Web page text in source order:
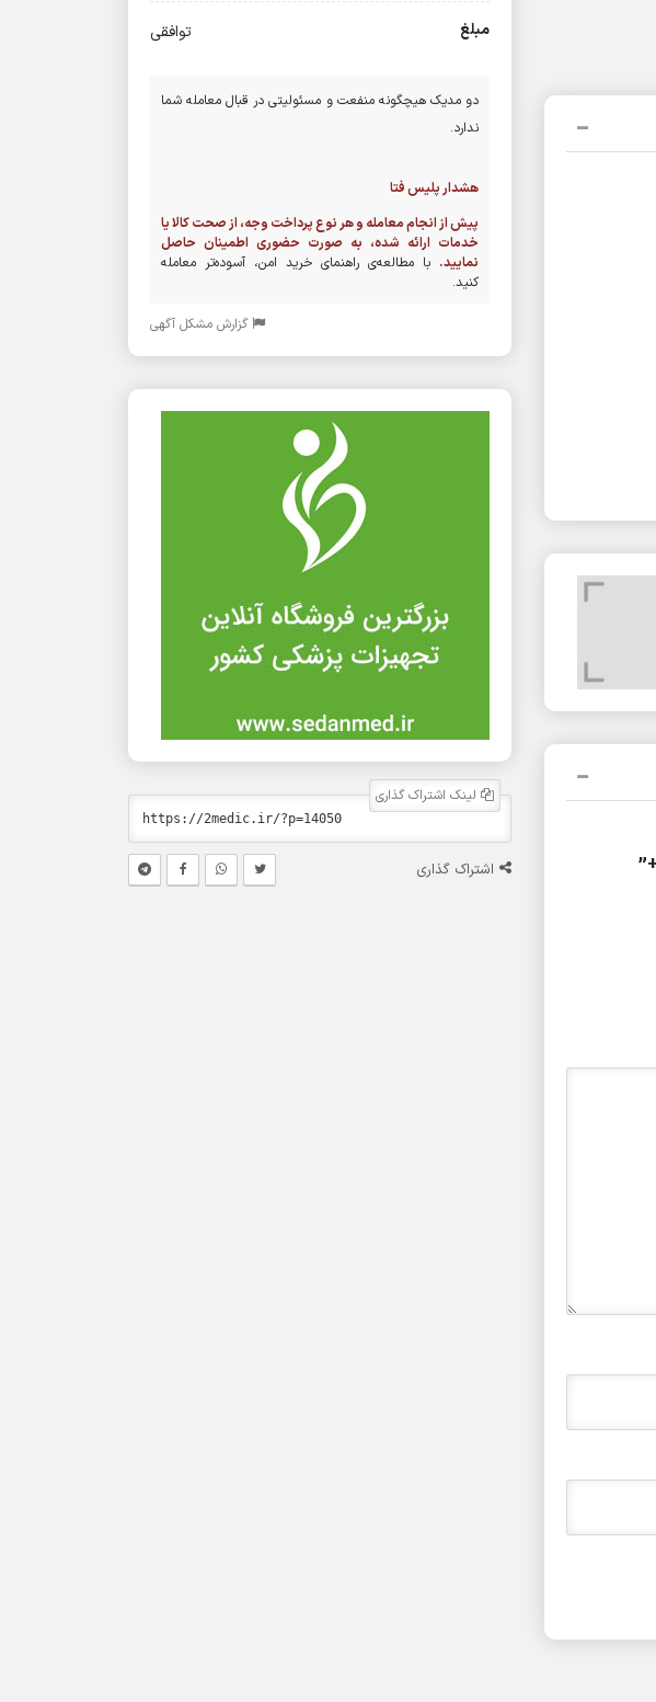
مبلغ توافقی
دو مدیک هیچگونه منفعت و مسئولیتی در قبال معامله شما
ندارد.
هشدار پلیس فتا
پیش از انجام معامله و هر نوع پرداخت وجه، از صحت کالا یا
خدمات ارائه شده، به صورت حضوری اطمینان حاصل
نمایید. با مطالعه‌ی راهنمای خرید امن، آسوده‌تر معامله
کنید.
گزارش مشکل آگهی
لینک اشتراک گذاری
اشتراک گذاری